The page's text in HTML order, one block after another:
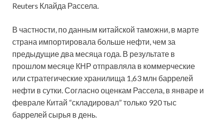
Reuters Клайда Рассела.
В частности, по данным китайской таможни, в марте
страна импортировала больше нефти, чем за
предыдущие два месяца года. В результате в
прошлом месяце КНР отправляла в коммерческие
или стратегические хранилища 1,63 млн баррелей
нефти в сутки. Согласно оценкам Рассела, в январе и
феврале Китай “складировал” только 920 тыс
баррелей сырья в день.